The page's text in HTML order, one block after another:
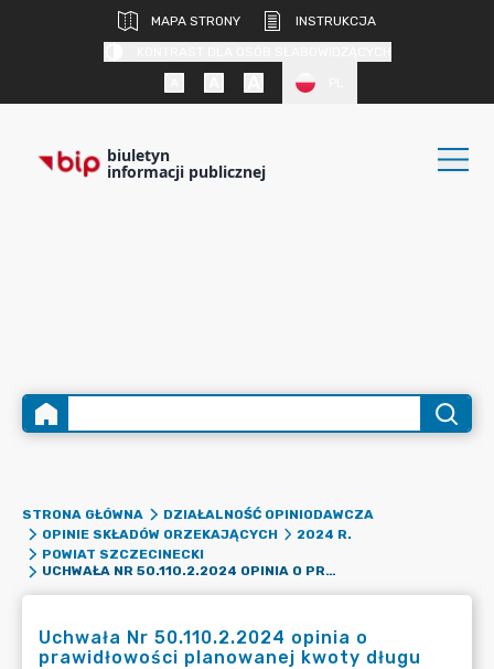
MAPA STRONY
INSTRUKCJA
biuletyn
informacji publicznej
STRONA GŁÓWNA
DZIAŁALNOŚĆ OPINIODAWCZA
OPINIE SKŁADÓW ORZEKAJĄCYCH
2024 R.
POWIAT SZCZECINECKI
UCHWAŁA NR 50.110.2.2024 OPINIA O PRAWIDŁOWOŚCI PLANOWANEJ KWOTY DŁUGU
Uchwała Nr 50.110.2.2024 opinia o
prawidłowości planowanej kwoty długu